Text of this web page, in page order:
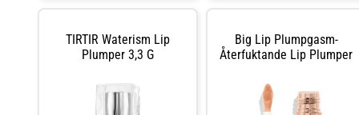
TIRTIR Waterism Lip
Plumper 3,3 G
Big Lip Plumpgasm-
Återfuktande Lip Plumper